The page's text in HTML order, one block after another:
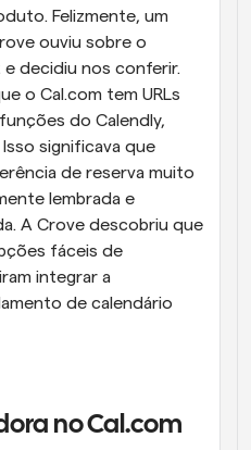
Felizmente, um
ouviu sobre o
e decidiu nos conferir.
o Cal.com tem URLs
do Calendly,
significava que
de reserva muito
lembrada e
A Crove descobriu que
fáceis de
integrar a
de calendário
no Cal.com